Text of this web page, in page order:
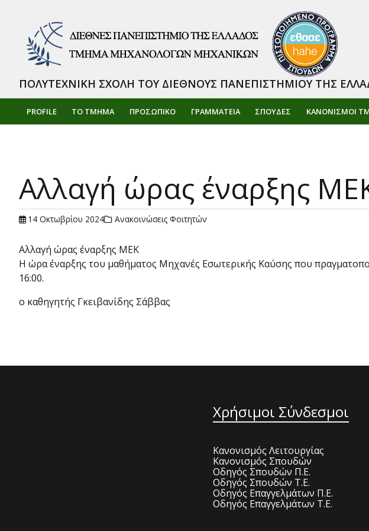
PROFILE ΤΟ ΤΜΗΜΑ ΠΡΟΣΩΠΙΚΌ ΓΡΑΜΜΑΤΕΙΑ ΣΠΟΥΔΕΣ ΚΑΝΟΝΙΣΜΟΙ
ΠΟΛΥΤΕΧΝΙΚΗ ΣΧΟΛΗ ΤΟΥ ΔΙΕΘΝΟΥΣ ΠΑΝΕΠΙΣΤΗΜΙΟΥ ΤΗΣ
Αλλαγή ώρας έναρξης
14 Οκτωβρίου 2024 Ανακοινώσεις Φοιτητών
Αλλαγή ώρας έναρξης ΜΕΚ
Η ώρα έναρξης του μαθήματος Μηχανές Εσωτερικής Καύσης που
16:00.
ο καθηγητής Γκειβανίδης Σάββας
Χρήσιμοι Σύνδεσμοι
Κανονισμός Λειτουργίας
Κανονισμός Σπουδών
Οδηγός Σπουδών Π.Ε.
Οδηγός Σπουδών Τ.Ε.
Οδηγός Επαγγελμάτων Π.Ε.
Οδηγός Επαγγελμάτων Τ.Ε.